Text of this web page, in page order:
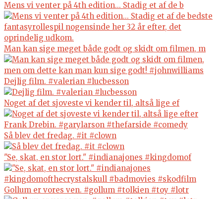
Mens vi venter på 4th edition... Stadig et af de b
Man kan sige meget både godt og skidt om filmen, m
Dejlig film. #valerian #lucbesson
Noget af det sjoveste vi kender til, altså lige ef
Så blev det fredag. #it #clown
"Se, skat, en stor lort." #indianajones #kingdomof
Gollum er vores ven. #gollum #tolkien #toy #lotr